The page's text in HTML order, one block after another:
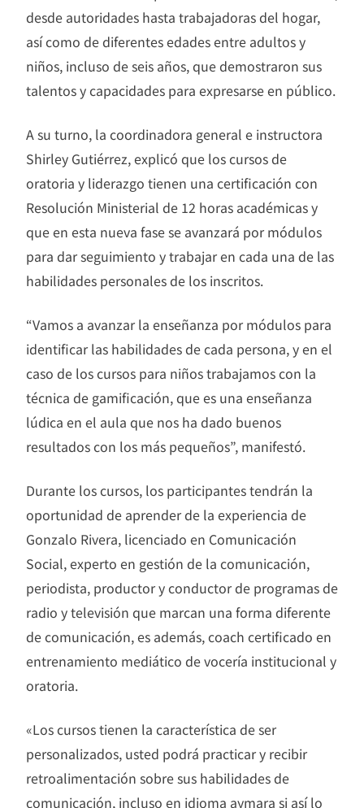
desde autoridades hasta trabajadoras del hogar,
así como de diferentes edades entre adultos y
niños, incluso de seis años, que demostraron sus
talentos y capacidades para expresarse en público.
A su turno, la coordinadora general e instructora
Shirley Gutiérrez, explicó que los cursos de
oratoria y liderazgo tienen una certificación con
Resolución Ministerial de 12 horas académicas y
que en esta nueva fase se avanzará por módulos
para dar seguimiento y trabajar en cada una de las
habilidades personales de los inscritos.
“Vamos a avanzar la enseñanza por módulos para
identificar las habilidades de cada persona, y en el
caso de los cursos para niños trabajamos con la
técnica de gamificación, que es una enseñanza
lúdica en el aula que nos ha dado buenos
resultados con los más pequeños”, manifestó.
Durante los cursos, los participantes tendrán la
oportunidad de aprender de la experiencia de
Gonzalo Rivera, licenciado en Comunicación
Social, experto en gestión de la comunicación,
periodista, productor y conductor de programas de
radio y televisión que marcan una forma diferente
de comunicación, es además, coach certificado en
entrenamiento mediático de vocería institucional y
oratoria.
«Los cursos tienen la característica de ser
personalizados, usted podrá practicar y recibir
retroalimentación sobre sus habilidades de
comunicación, incluso en idioma aymara si así lo